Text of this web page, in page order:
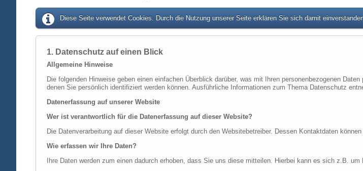
Diese Seite verwendet Cookies. Durch die Nutzung unserer Seite erklären Sie sich damit
1. Datenschutz auf einen Blick
Allgemeine Hinweise
Die folgenden Hinweise geben einen einfachen Überblick darüber, was mit Ihren personenbezogenen
denen Sie persönlich identifiziert werden können. Ausführliche Informationen zum Thema Datenschutz
Datenerfassung auf unserer Website
Wer ist verantwortlich für die Datenerfassung auf dieser Website?
Die Datenverarbeitung auf dieser Website erfolgt durch den Websitebetreiber. Dessen Kontaktdaten
Wie erfassen wir Ihre Daten?
Ihre Daten werden zum einen dadurch erhoben, dass Sie uns diese mitteilen. Hierbei kann es sich z.B.